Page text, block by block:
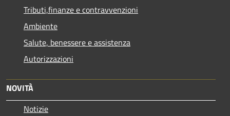
Tributi,finanze e contravvenzioni
Ambiente
Salute, benessere e assistenza
Autorizzazioni
NOVITÀ
Notizie